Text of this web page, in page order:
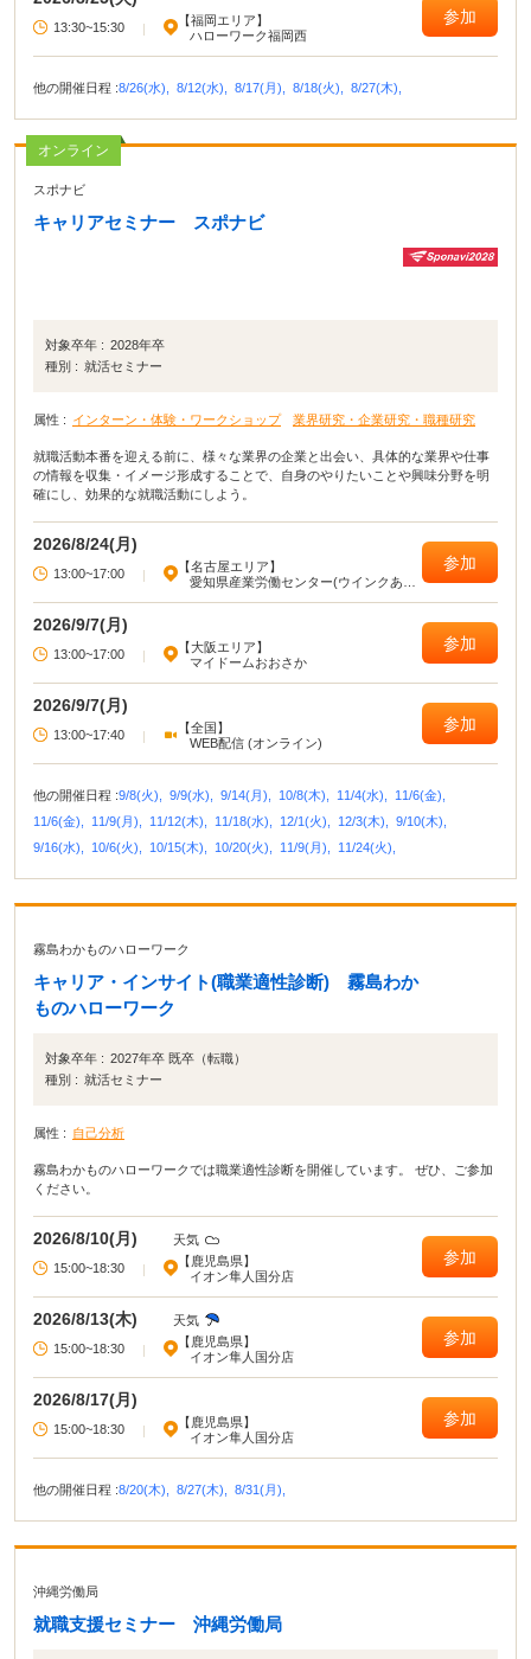
13:30~15:30 |
【福岡エリア】
ハローワーク福岡西
参加
他の開催日程 :8/26(水), 8/12(水), 8/17(月), 8/18(火), 8/27(木),
オンライン
スポナビ
キャリアセミナー スポナビ
対象卒年 : 2028年卒
種別 : 就活セミナー
属性 : インターン・体験・ワークショップ 業界研究・企業研究・職種研究
就職活動本番を迎える前に、様々な業界の企業と出会い、具体的な業界や仕事
の情報を収集・イメージ形成することで、自身のやりたいことや興味分野を明
確にし、効果的な就職活動にしよう。
2026/8/24(月)
13:00~17:00 |
【名古屋エリア】
愛知県産業労働センター(ウインクあい
参加
2026/9/7(月)
13:00~17:00 |
【大阪エリア】
マイドームおおさか
参加
2026/9/7(月)
13:00~17:40 |
【全国】
WEB配信 (オンライン)
参加
他の開催日程 :9/8(火), 9/9(水), 9/14(月), 10/8(木), 11/4(水),
11/6(金),
11/6(金),
11/9(月), 11/12(木), 11/18(水), 12/1(火), 12/3(木),
9/10(木),
9/16(水),
10/6(火), 10/15(木), 10/20(火), 11/9(月), 11/24(火),
霧島わかものハローワーク
キャリア・インサイト(職業適性診断) 霧島わか
ものハローワーク
対象卒年 : 2027年卒 既卒（転職）
種別 : 就活セミナー
属性 : 自己分析
霧島わかものハローワークでは職業適性診断を開催しています。 ぜひ、ご参加
ください。
2026/8/10(月)
天気
15:00~18:30
|
【鹿児島県】
イオン隼人国分店
参加
2026/8/13(木)
天気
15:00~18:30
|
【鹿児島県】
イオン隼人国分店
参加
2026/8/17(月)
15:00~18:30 |
【鹿児島県】
イオン隼人国分店
参加
他の開催日程 :8/20(木), 8/27(木), 8/31(月),
沖縄労働局
就職支援セミナー 沖縄労働局